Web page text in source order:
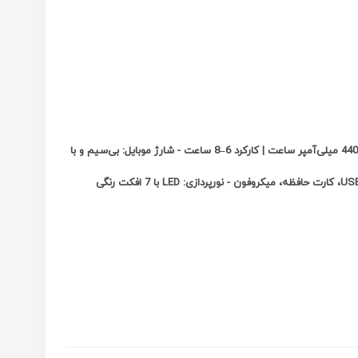
توان خروجی: 40 وات واقعی - اندازه ووفر/تریبل: ووفر 12 اینچ با قابلیت پخش تریبل - باتری: 4400 میلی‌آمپر ساعت | کارکرد 6–8 ساعت - شارژ موبایل: بی‌سیم و با